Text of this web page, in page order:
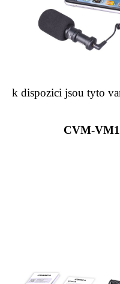
k dispozici jsou tyto
CVM-